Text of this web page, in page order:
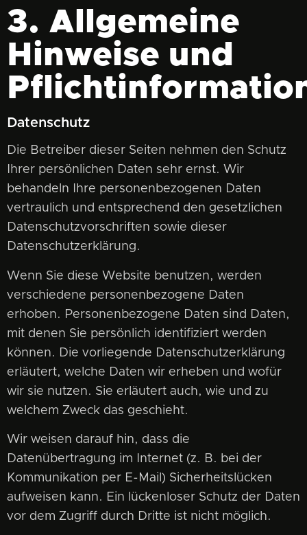
3. Allgemeine
Hinweise und
Datenschutz
Die Betreiber dieser Seiten nehmen den Schutz
Ihrer persönlichen Daten sehr ernst. Wir
behandeln Ihre personenbezogenen Daten
vertraulich und entsprechend den gesetzlichen
Datenschutzvorschriften sowie dieser
Datenschutzerklärung.
Wenn Sie diese Website benutzen, werden
verschiedene personenbezogene Daten
erhoben. Personenbezogene Daten sind Daten,
mit denen Sie persönlich identifiziert werden
können. Die vorliegende Datenschutzerklärung
erläutert, welche Daten wir erheben und wofür
wir sie nutzen. Sie erläutert auch, wie und zu
welchem Zweck das geschieht.
Wir weisen darauf hin, dass die
Datenübertragung im Internet (z. B. bei der
Kommunikation per E-Mail) Sicherheitslücken
aufweisen kann. Ein lückenloser Schutz der Daten
vor dem Zugriff durch Dritte ist nicht möglich.